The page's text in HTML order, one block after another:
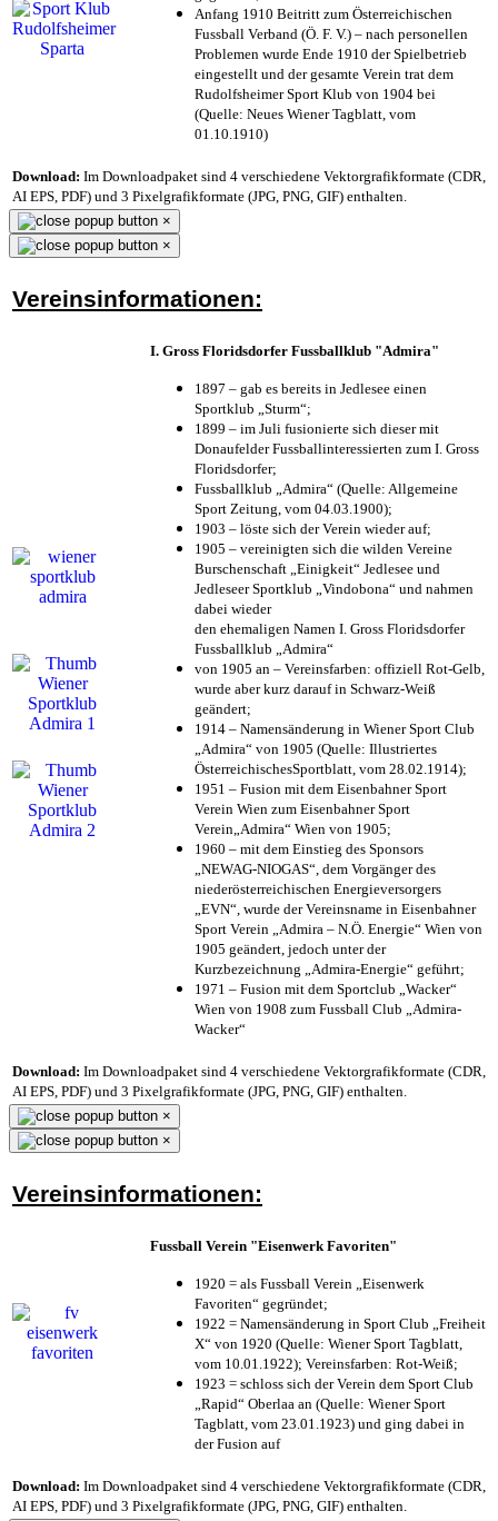
Anfang 1910 Beitritt zum Österreichischen
Fussball Verband (Ö. F. V.) – nach personellen
Problemen wurde Ende 1910 der Spielbetrieb
eingestellt und der gesamte Verein trat dem
Rudolfsheimer Sport Klub von 1904 bei
(Quelle: Neues Wiener Tagblatt, vom
01.10.1910)
Download: Im Downloadpaket sind 4 verschiedene Vektorgrafikformate (CDR,
AI EPS, PDF) und 3 Pixelgrafikformate (JPG, PNG, GIF) enthalten.
×
×
Vereinsinformationen:
I. Gross Floridsdorfer Fussballklub "Admira"
1897 – gab es bereits in Jedlesee einen
Sportklub „Sturm“;
1899 – im Juli fusionierte sich dieser mit
Donaufelder Fussballinteressierten zum I. Gross
Floridsdorfer;
Fussballklub „Admira“ (Quelle: Allgemeine
Sport Zeitung, vom 04.03.1900);
1903 – löste sich der Verein wieder auf;
1905 – vereinigten sich die wilden Vereine
Burschenschaft „Einigkeit“ Jedlesee und
Jedleseer Sportklub „Vindobona“ und nahmen
dabei wieder
den ehemaligen Namen I. Gross Floridsdorfer
Fussballklub „Admira“
von 1905 an – Vereinsfarben: offiziell Rot-Gelb,
wurde aber kurz darauf in Schwarz-Weiß
geändert;
1914 – Namensänderung in Wiener Sport Club
„Admira“ von 1905 (Quelle: Illustriertes
ÖsterreichischesSportblatt, vom 28.02.1914);
1951 – Fusion mit dem Eisenbahner Sport
Verein Wien zum Eisenbahner Sport
Verein„Admira“ Wien von 1905;
1960 – mit dem Einstieg des Sponsors
„NEWAG-NIOGAS“, dem Vorgänger des
niederösterreichischen Energieversorgers
„EVN“, wurde der Vereinsname in Eisenbahner
Sport Verein „Admira – N.Ö. Energie“ Wien von
1905 geändert, jedoch unter der
Kurzbezeichnung „Admira-Energie“ geführt;
1971 – Fusion mit dem Sportclub „Wacker“
Wien von 1908 zum Fussball Club „Admira-
Wacker“
Download: Im Downloadpaket sind 4 verschiedene Vektorgrafikformate (CDR,
AI EPS, PDF) und 3 Pixelgrafikformate (JPG, PNG, GIF) enthalten.
×
×
Vereinsinformationen:
Fussball Verein "Eisenwerk Favoriten"
1920 = als Fussball Verein „Eisenwerk
Favoriten“ gegründet;
1922 = Namensänderung in Sport Club „Freiheit
X“ von 1920 (Quelle: Wiener Sport Tagblatt,
vom 10.01.1922); Vereinsfarben: Rot-Weiß;
1923 = schloss sich der Verein dem Sport Club
„Rapid“ Oberlaa an (Quelle: Wiener Sport
Tagblatt, vom 23.01.1923) und ging dabei in
der Fusion auf
Download: Im Downloadpaket sind 4 verschiedene Vektorgrafikformate (CDR,
AI EPS, PDF) und 3 Pixelgrafikformate (JPG, PNG, GIF) enthalten.